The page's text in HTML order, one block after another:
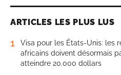
ARTICLES LES PLUS LUS
1
Visa pour les États-Unis: les
africains doivent désormais
atteindre 20.000 dollars